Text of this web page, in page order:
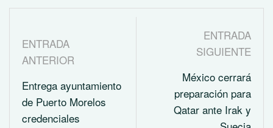
ENTRADA
ANTERIOR
Entrega ayuntamiento
de Puerto Morelos
credenciales
ENTRADA
SIGUIENTE
México cerrará
preparación para
Qatar ante Irak y